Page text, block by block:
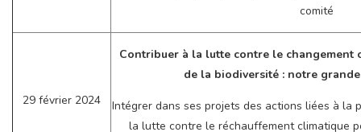
comité
29 février 2024
Contribuer à la lutte contre le changement
de la biodiversité : notre
Intégrer dans ses projets des actions liées à la
la lutte contre le réchauffement climatique